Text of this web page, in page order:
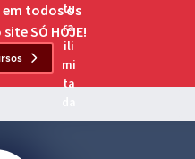
Exame da
principais
em todos os
SÓ HOJE!